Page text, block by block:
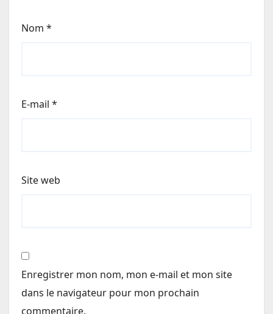
Nom *
E-mail *
Site web
Enregistrer mon nom, mon e-mail et mon site
dans le navigateur pour mon prochain
commentaire.